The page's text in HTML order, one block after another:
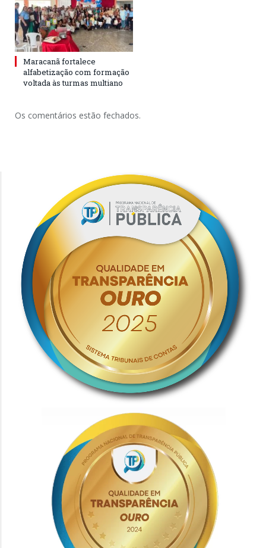
Maracanã fortalece
alfabetização com formação
voltada às turmas multiano
Os comentários estão fechados.